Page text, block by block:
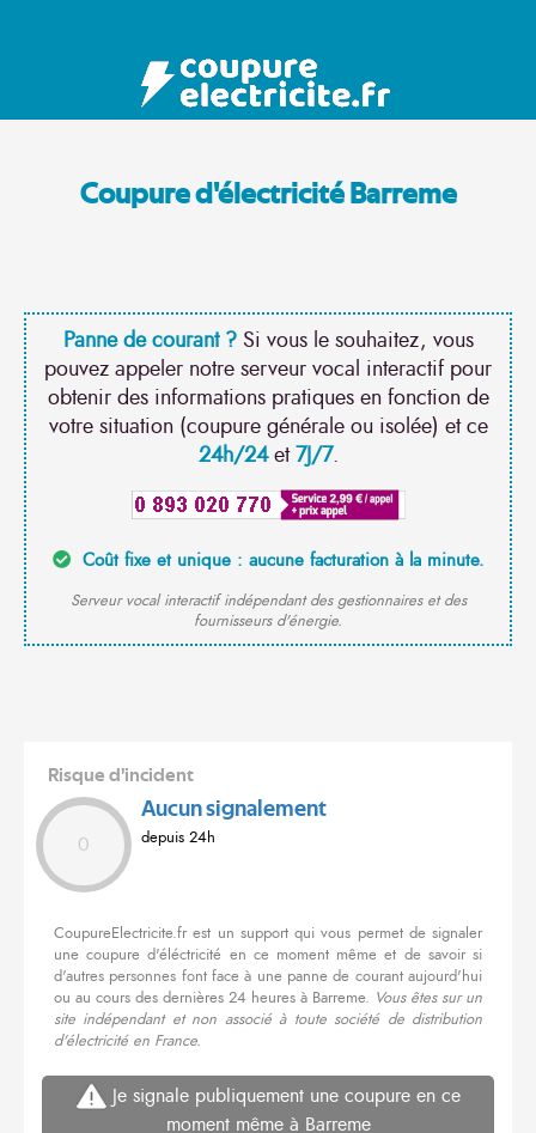
Coupure d'électricité Barreme
Panne de courant ?Si vous le souhaitez, vous
pouvez appeler notre serveur vocal interactif pour
obtenir des informations pratiques en fonction de
votre situation (coupure générale ou isolée) et ce
24h/24et7J/7.
Coût fixe et unique : aucune facturation à la minute.
Serveur vocal interactif indépendant des gestionnaires et des
fournisseurs d'énergie.
Risque d'incident
0
Aucun signalement
depuis 24h
CoupureElectricite.fr est un support qui vous permet de signaler
une coupure d'éléctricité en ce moment même et de savoir si
d'autres personnes font face à une panne de courant aujourd'hui
ou au cours des dernières 24 heures à Barreme. Vous êtes sur un
site indépendant et non associé à toute société de distribution
d'électricité en France.
Je signale publiquement une coupure en ce
moment même à Barreme